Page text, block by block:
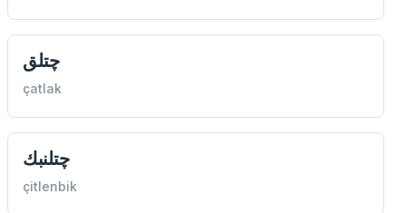
چتلق
çatlak
چتلنبك
çitlenbik